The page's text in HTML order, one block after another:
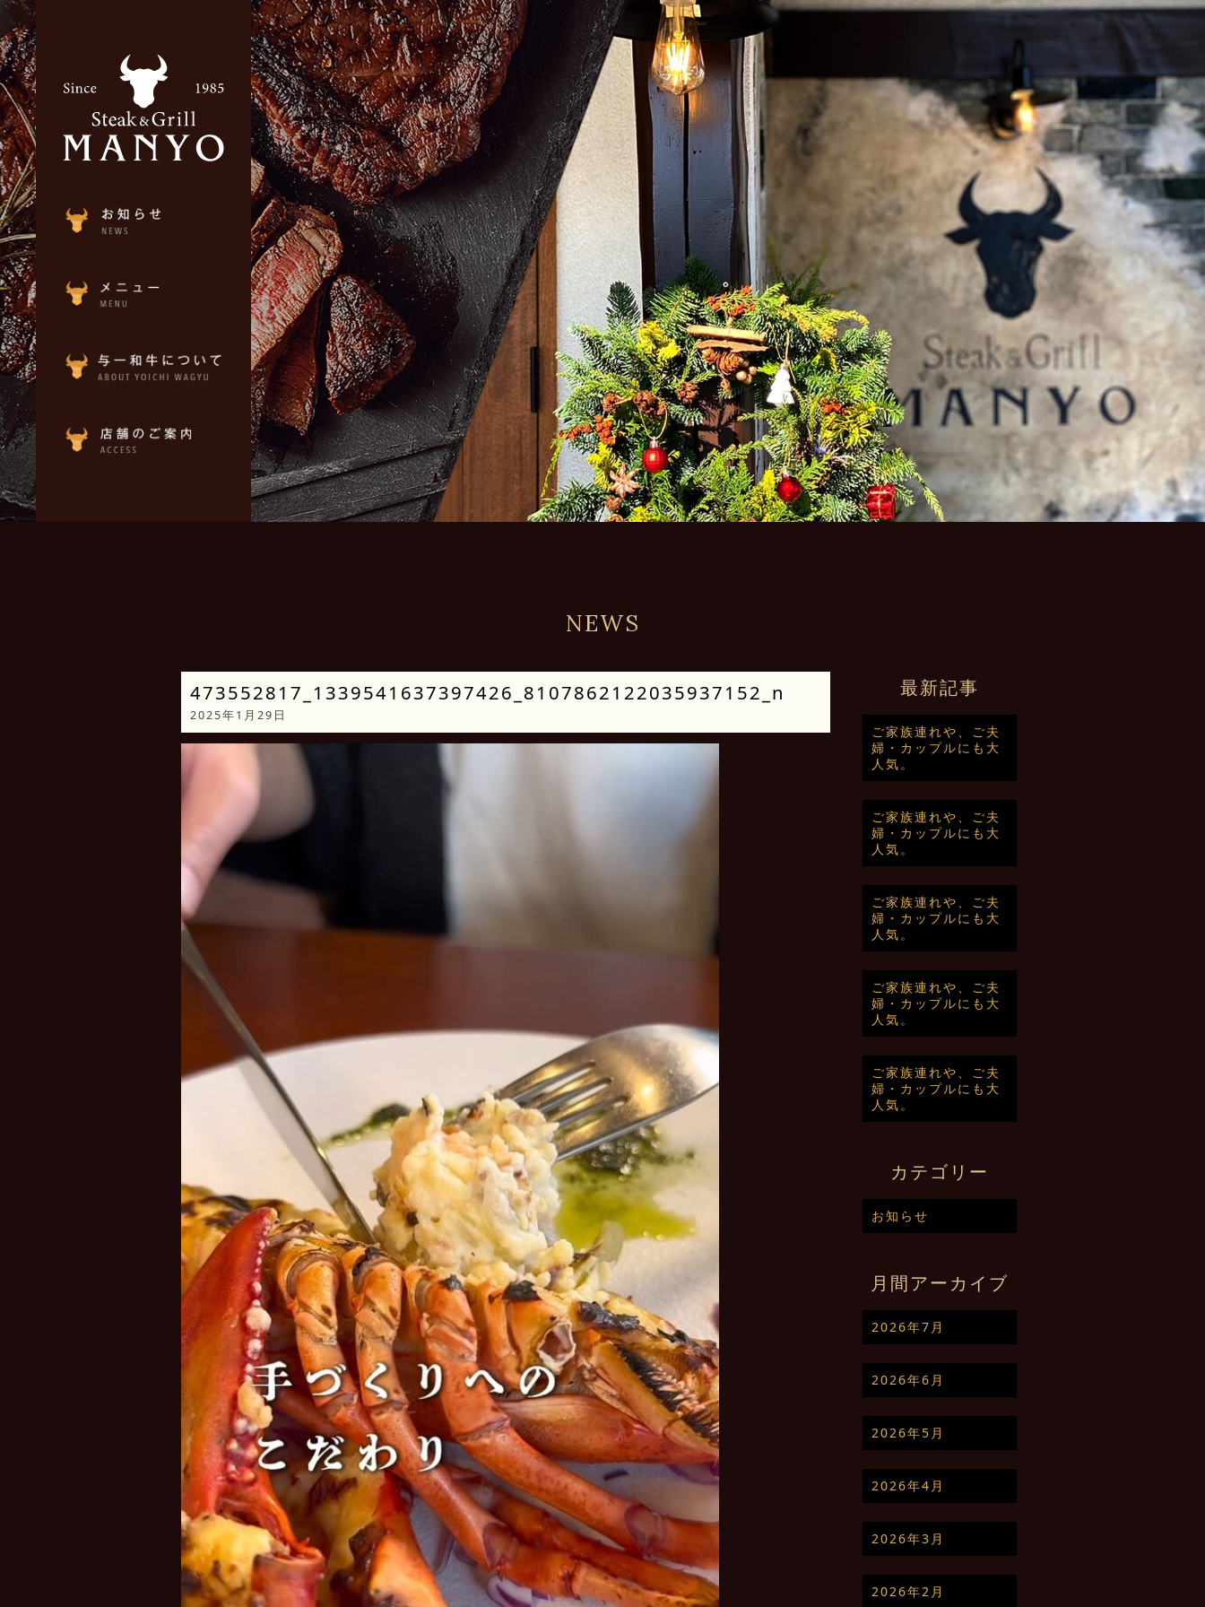
NEWS
473552817_1339541637397426_8107862122035937152_n
2025年1月29日
最新記事
ご家族連れや、ご夫
婦・カップルにも大
人気。
ご家族連れや、ご夫
婦・カップルにも大
人気。
ご家族連れや、ご夫
婦・カップルにも大
人気。
ご家族連れや、ご夫
婦・カップルにも大
人気。
ご家族連れや、ご夫
婦・カップルにも大
人気。
カテゴリー
お知らせ
月間アーカイブ
2026年7月
2026年6月
2026年5月
2026年4月
2026年3月
2026年2月